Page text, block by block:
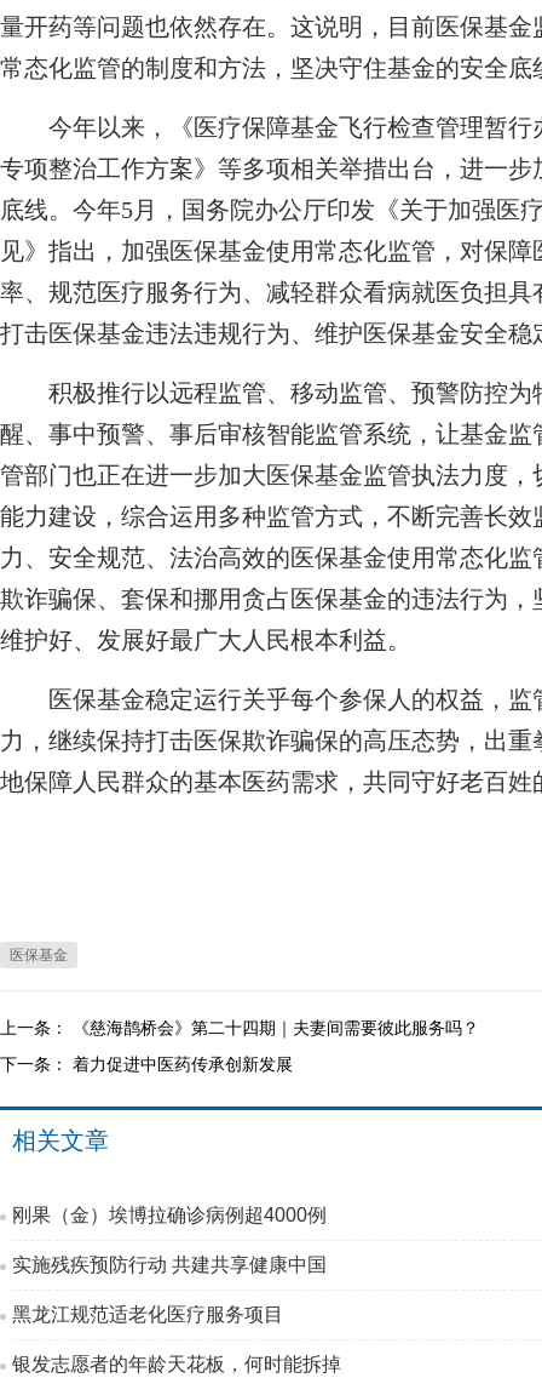
量开药等问题也依然存在。这说明，目前医保基
常态化监管的制度和方法，坚决守住基金的安全底
今年以来，《医疗保障基金飞行检查管理暂行
专项整治工作方案》等多项相关举措出台，进一
底线。今年5月，国务院办公厅印发《关于加强医
见》指出，加强医保基金使用常态化监管，对保
率、规范医疗服务行为、减轻群众看病就医负担
打击医保基金违法违规行为、维护医保基金安全稳
积极推行以远程监管、移动监管、预警防控为
醒、事中预警、事后审核智能监管系统，让基金
管部门也正在进一步加大医保基金监管执法力度
能力建设，综合运用多种监管方式，不断完善长
力、安全规范、法治高效的医保基金使用常态化
欺诈骗保、套保和挪用贪占医保基金的违法行为
维护好、发展好最广大人民根本利益。
医保基金稳定运行关乎每个参保人的权益，监
力，继续保持打击医保欺诈骗保的高压态势，出
地保障人民群众的基本医药需求，共同守好老百姓
医保基金
上一条：
《慈海鹊桥会》第二十四期｜夫妻间需要彼此服务吗？
下一条： 着力促进中医药传承创新发展
相关文章
刚果（金）埃博拉确诊病例超4000例
实施残疾预防行动 共建共享健康中国
黑龙江规范适老化医疗服务项目
银发志愿者的年龄天花板，何时能拆掉